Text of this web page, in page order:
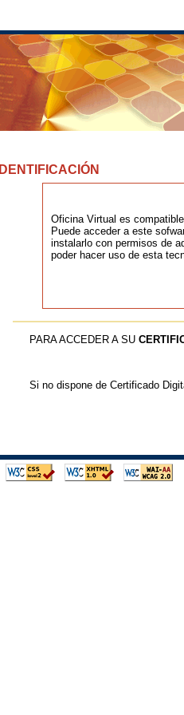
IDENTIFICACIÓN
Oficina Virtual es
Puede acceder a este
instalarlo con permisos de
poder hacer uso de esta
PARA ACCEDER A SU
Si no dispone de Certificado